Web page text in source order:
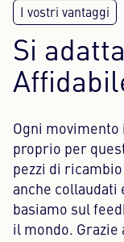
Si
Ogni movimento
proprio per
pezzi di
anche collaudati
basiamo sul
il mondo.